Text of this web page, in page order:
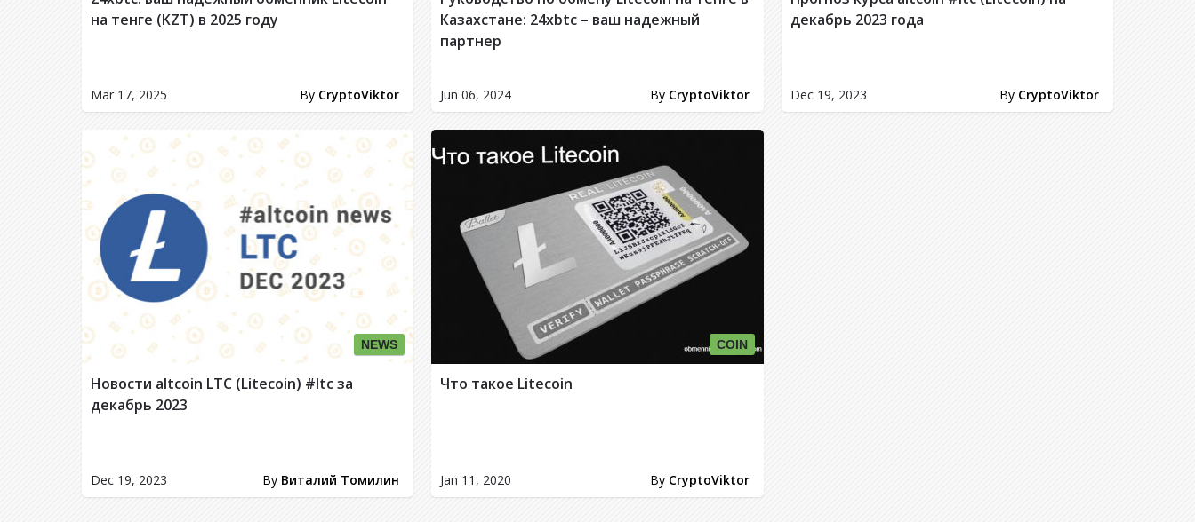
Mar 17, 2025 By CryptoViktor
на тенге (KZT) в 2025 году
Jun 06, 2024 By CryptoViktor
Казахстане: 24xbtc – ваш надежный
партнер
Dec 19, 2023 By CryptoViktor
декабрь 2023 года
NEWS
Dec 19, 2023 By Виталий Томилин
Новости altcoin LTC (Litecoin) #ltc за
декабрь 2023
COIN
Jan 11, 2020 By CryptoViktor
Что такое Litecoin